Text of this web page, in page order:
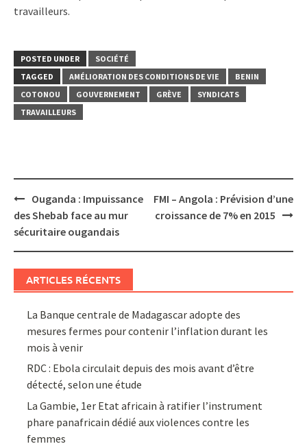
travailleurs.
POSTED UNDER
SOCIÉTÉ
TAGGED
AMÉLIORATION DES CONDITIONS DE VIE
BENIN
COTONOU
GOUVERNEMENT GRÈVE
SYNDICATS
TRAVAILLEURS
Post
navigation
Ouganda : Impuissance
des Shebab face au mur
sécuritaire ougandais
FMI – Angola : Prévision d’une
croissance de 7% en 2015
ARTICLES RÉCENTS
La Banque centrale de Madagascar adopte des
mesures fermes pour contenir l’inflation durant les
mois à venir
RDC : Ebola circulait depuis des mois avant d’être
détecté, selon une étude
La Gambie, 1er Etat africain à ratifier l’instrument
phare panafricain dédié aux violences contre les
femmes